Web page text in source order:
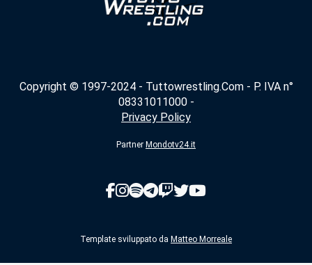
Copyright © 1997-2024 - Tuttowrestling.Com - P. IVA n°
08331011000 -
Privacy Policy
Partner Mondotv24.it
Template sviluppato da Matteo Morreale